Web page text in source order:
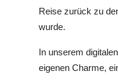
Reise zurück zu
wurde.
In unserem
eigenen Charme,